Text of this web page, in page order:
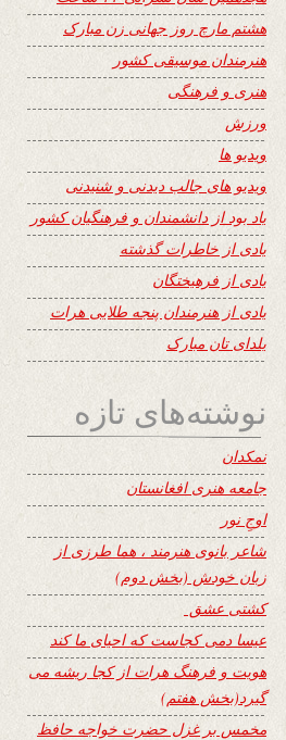
هشتم مارچ روز جهانی زن مبارک
هنرمندان موسیقی کشور
هنری و فرهنگی
ورزش
ویدیو ها
ویدیو های جالب دیدنی و شنیدنی
یاد بود از دانشمندان و فرهنگیان کشور
یادی از خاطرات گذشته
یادی از فرهیختگان
یادی از هنرمندان پنجه طلایی هرات
یلدای تان مبارک
نوشته‌های تازه
نمکدان
جامعه هنری افغانستان
اوجِ نور
شاعر بانوی هنرمند ، هما طرزی از
زبان خودش (بخش دوم)
کشتی عشق
عیسا دمی کجاست که احیای ما کند
هویت و فرهنگ هرات از کجا ریشه می
گیرد(بخش هفتم)
مخمس بر غزل حضرت خواجه حافظ